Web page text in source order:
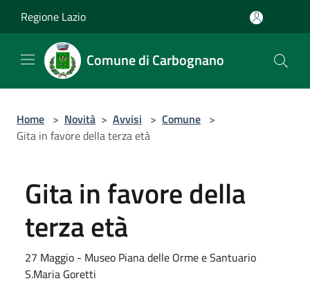
Regione Lazio
Comune di Carbognano
Home > Novità > Avvisi > Comune >
Gita in favore della terza età
Gita in favore della
terza età
27 Maggio - Museo Piana delle Orme e Santuario
S.Maria Goretti